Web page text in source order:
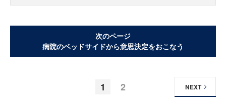
次のページ
病院のベッドサイドから意思決定をおこなう
1 2 NEXT